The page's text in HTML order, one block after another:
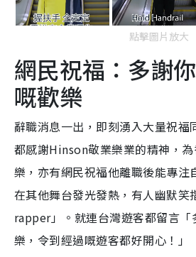
點擊圖片放大
網民祝福：多謝
嘅歡樂
辭職消息一出，即刻湧入大量祝福
都感謝Hinson敬業樂業的精神，
樂，亦有網民祝福他離職後能專注
在其他舞台發光發熱，有人幽默笑
rapper」。就連台灣遊客都留言「
樂，令到經過嘅遊客都好開心！」